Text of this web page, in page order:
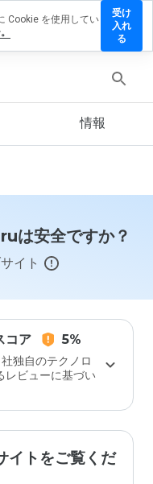
情報
安全ですか？
イト
コア 5%
独自のテクノロ
レビューに基づい
イトをご覧くだ
Cookie を使用してい
受け
入れ
る